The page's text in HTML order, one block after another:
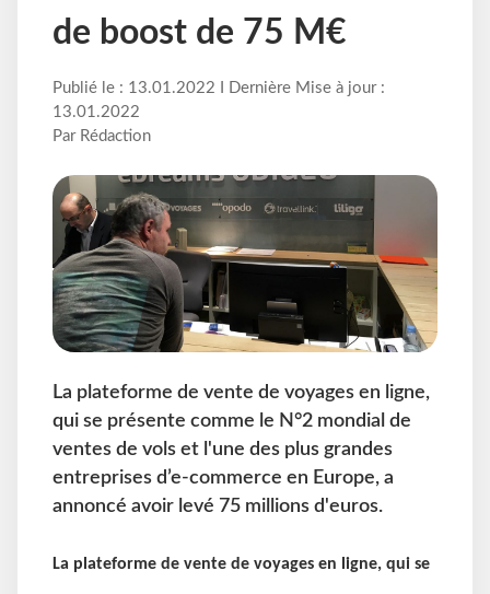
de boost de 75 M€
Publié le : 13.01.2022 I Dernière Mise à jour :
13.01.2022
Par Rédaction
La plateforme de vente de voyages en ligne,
qui se présente comme le N°2 mondial de
ventes de vols et l'une des plus grandes
entreprises d’e-commerce en Europe, a
annoncé avoir levé 75 millions d'euros.
La plateforme de vente de voyages en ligne, qui se